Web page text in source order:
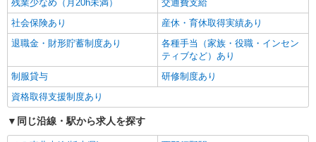
残業少なめ（月20h未満）
交通費支給
社会保険あり
産休・育休取得実績あり
退職金・財形貯蓄制度あり
各種手当（家族・役職・インセン
ティブなど）あり
制服貸与
研修制度あり
資格取得支援制度あり
同じ沿線・駅から求人を探す